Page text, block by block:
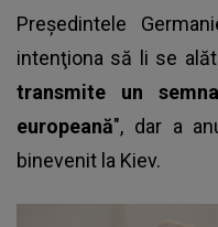
Președintele
intenţiona să li se
transmite un
europeană", dar a
binevenit la Kiev.